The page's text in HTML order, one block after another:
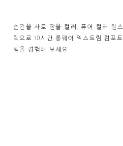
순간을 사로 잡을 컬러, 퓨어 컬러 립스
틱으로 10시간 롱웨어 익스트림 컴포트
립을 경험해 보세요